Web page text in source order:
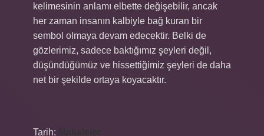
kelimesinin anlamı elbette değişebilir, ancak
her zaman insanın kalbiyle bağ kuran bir
sembol olmaya devam edecektir. Belki de
gözlerimiz, sadece baktığımız şeyleri değil,
düşündüğümüz ve hissettiğimiz şeyleri de daha
net bir şekilde ortaya koyacaktır.
Tarih: